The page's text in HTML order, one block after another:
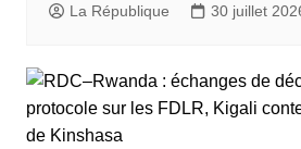
La République 30 juillet